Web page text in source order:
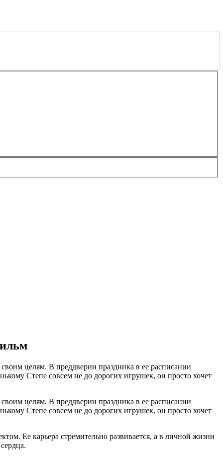
целям. В преддверии праздника в ее расписании
Степе совсем не до дорогих игрушек, он просто хочет
целям. В преддверии праздника в ее расписании
Степе совсем не до дорогих игрушек, он просто хочет
Ее карьера стремительно развивается, а в личной жизни